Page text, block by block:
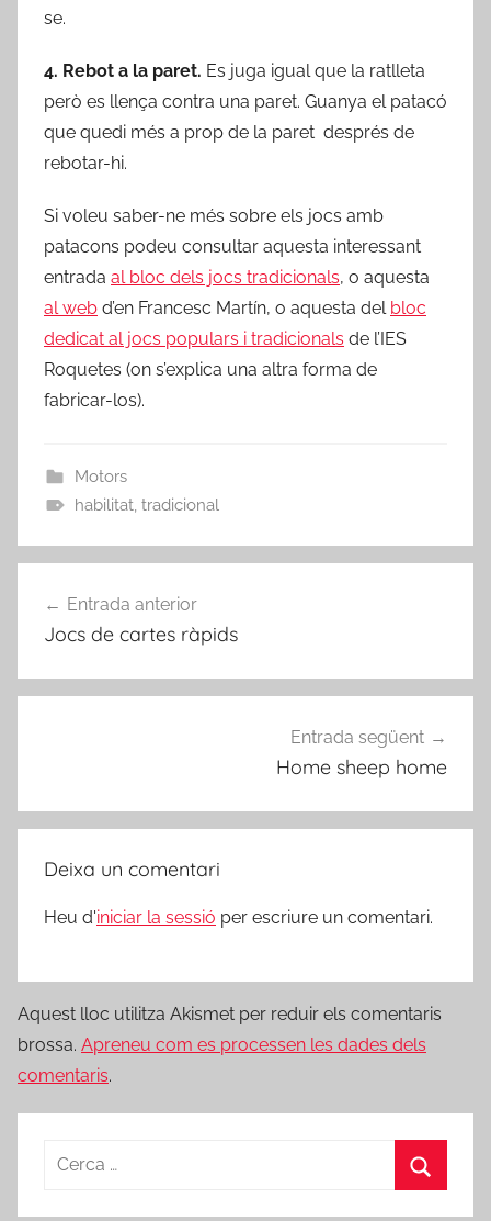
se.
4. Rebot a la paret. Es juga igual que la ratlleta
però es llença contra una paret. Guanya el patacó
que quedi més a prop de la paret després de
rebotar-hi.
Si voleu saber-ne més sobre els jocs amb
patacons podeu consultar aquesta interessant
entrada al bloc dels jocs tradicionals, o aquesta
al web d’en Francesc Martín, o aquesta del bloc
dedicat al jocs populars i tradicionals de l’IES
Roquetes (on s’explica una altra forma de
fabricar-los).
Motors
habilitat, tradicional
d'entrades
Entrada anterior
Jocs de cartes ràpids
Entrada següent
Home sheep home
Deixa un comentari
Heu d'iniciar la sessió per escriure un comentari.
Aquest lloc utilitza Akismet per reduir els comentaris
brossa. Apreneu com es processen les dades dels
comentaris.
Cerca: